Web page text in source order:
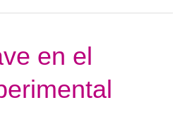
en el